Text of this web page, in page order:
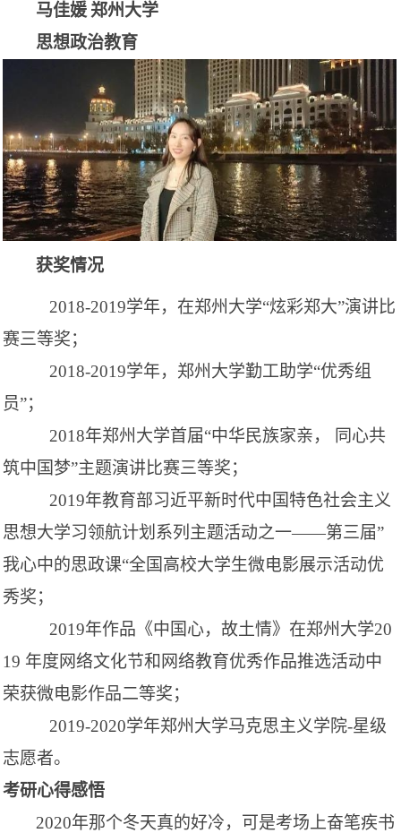
马佳媛 郑州大学
思想政治教育
获奖情况
2018-2019学年，在郑州大学“炫彩郑大”演讲比
赛三等奖；
2018-2019学年，郑州大学勤工助学“优秀组
员”；
2018年郑州大学首届“中华民族家亲， 同心共
筑中国梦”主题演讲比赛三等奖；
2019年教育部习近平新时代中国特色社会主义
思想大学习领航计划系列主题活动之一——第三届”
我心中的思政课“全国高校大学生微电影展示活动优
秀奖；
2019年作品《中国心，故土情》在郑州大学20
19 年度网络文化节和网络教育优秀作品推选活动中
荣获微电影作品二等奖；
2019-2020学年郑州大学马克思主义学院-星级
志愿者。
考研心得感悟
2020年那个冬天真的好冷，可是考场上奋笔疾书